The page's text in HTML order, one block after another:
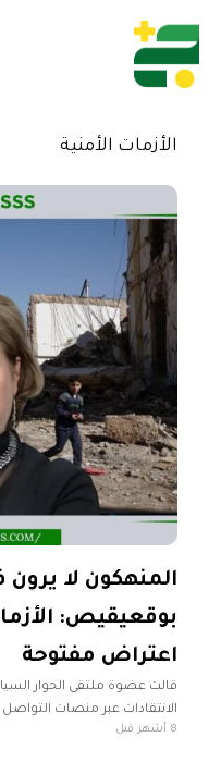
الأزمات الأمنية
المنهكون لا يرون
بوقعيقيص:
اعتراض مفتوحة
قالت عضوة ملتقى الحوار
الانتقادات عبر منصات
حلم الليبيين في الاستقرار
8 أشهر قبل